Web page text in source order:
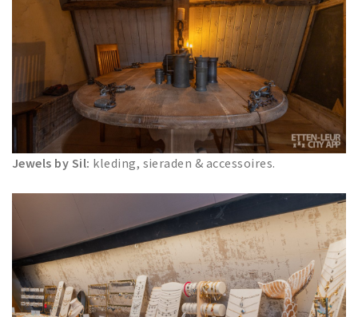
Jewels by Sil: kleding, sieraden & accessoires.